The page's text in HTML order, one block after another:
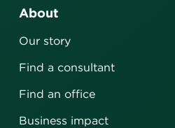
About
Our story
Find a consultant
Find an office
Business impact